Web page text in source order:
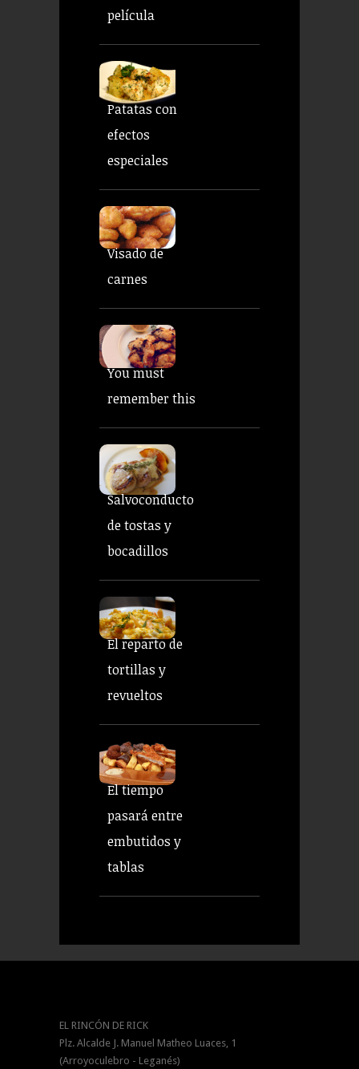
película
Patatas con
efectos
especiales
Visado de
carnes
You must
remember this
Salvoconducto
de tostas y
bocadillos
El reparto de
tortillas y
revueltos
El tiempo
pasará entre
embutidos y
tablas
EL RINCÓN DE RICK
Plz. Alcalde J. Manuel Matheo Luaces, 1
(Arroyoculebro - Leganés)